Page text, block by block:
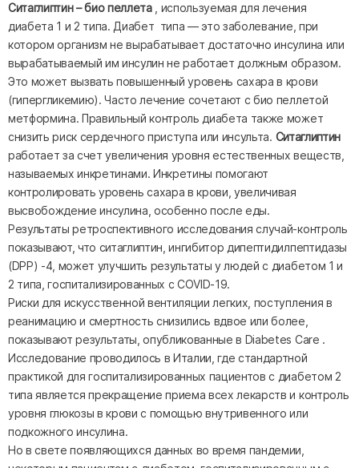
Ситаглиптин – био пеллета, используемая для лечения
диабета 1 и 2 типа. Диабет типа — это заболевание, при
котором организм не вырабатывает достаточно инсулина или
вырабатываемый им инсулин не работает должным образом.
Это может вызвать повышенный уровень сахара в крови
(гипергликемию). Часто лечение сочетают с био пеллетой
метформина. Правильный контроль диабета также может
снизить риск сердечного приступа или инсульта. Ситаглиптин
работает за счет увеличения уровня естественных веществ,
называемых инкретинами. Инкретины помогают
контролировать уровень сахара в крови, увеличивая
высвобождение инсулина, особенно после еды.
Результаты ретроспективного исследования случай-контроль
показывают, что ситаглиптин, ингибитор дипептидилпептидазы
(DPP) -4, может улучшить результаты у людей с диабетом 1 и
2 типа, госпитализированных с COVID-19.
Риски для искусственной вентиляции легких, поступления в
реанимацию и смертность снизились вдвое или более,
показывают результаты, опубликованные в Diabetes Care .
Исследование проводилось в Италии, где стандартной
практикой для госпитализированных пациентов с диабетом 2
типа является прекращение приема всех лекарств и контроль
уровня глюкозы в крови с помощью внутривенного или
подкожного инсулина.
Но в свете появляющихся данных во время пандемии,